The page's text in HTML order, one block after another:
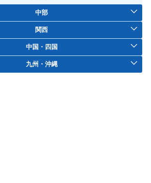
中部
関西
中国・四国
九州・沖縄